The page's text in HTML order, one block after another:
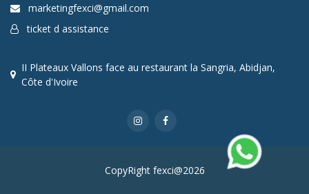
marketingfexci@gmail.com
ticket d assistance
II Plateaux Vallons face au restaurant la Sangria, Abidjan,
Côte d'Ivoire
CopyRight fexci@2026